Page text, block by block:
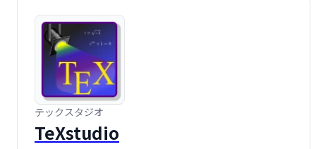
テックスタジオ
TeXstudio